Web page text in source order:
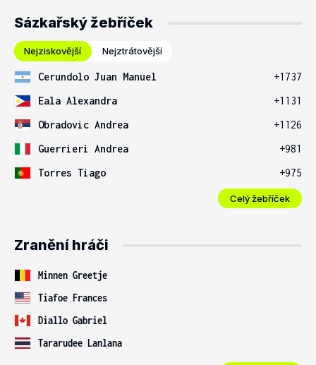
Sázkařský žebříček
Nejziskovější Nejztrátovější
Cerundolo Juan Manuel
+1737
Eala Alexandra
+1131
Obradovic Andrea
+1126
Guerrieri Andrea
+981
Torres Tiago
+975
Celý žebříček
Zranění hráči
Minnen Greetje
Tiafoe Frances
Diallo Gabriel
Tararudee Lanlana